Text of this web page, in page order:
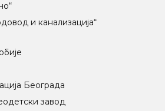
и канализација“
Београда
завод